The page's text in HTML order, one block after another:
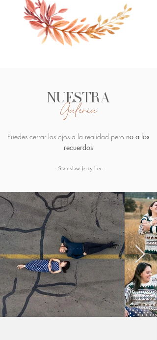
NUESTRA
Galeria
Puedes cerrar los ojos a la realidad pero no a los
recuerdos
- Stanislaw Jerzy Lec